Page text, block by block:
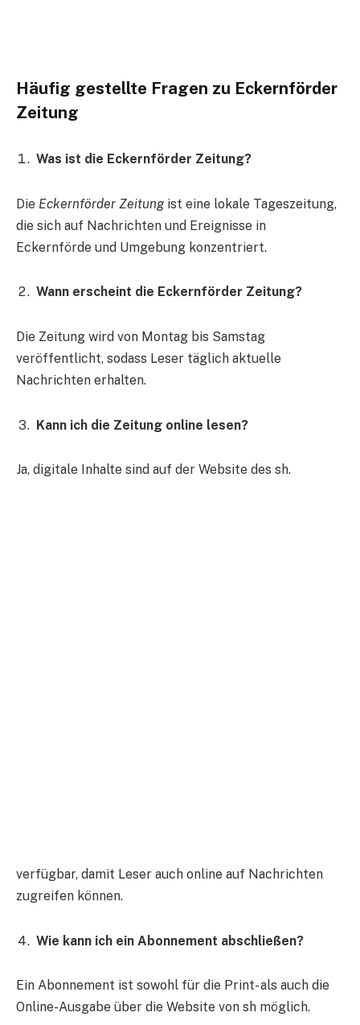
Häufig gestellte Fragen zu Eckernförder
Zeitung
Was ist die Eckernförder Zeitung?
Die Eckernförder Zeitungist eine lokale Tageszeitung,
die sich auf Nachrichten und Ereignisse in
Eckernförde und Umgebung konzentriert.
Wann erscheint die Eckernförder Zeitung?
Die Zeitung wird von Montag bis Samstag
veröffentlicht, sodass Leser täglich aktuelle
Nachrichten erhalten.
Kann ich die Zeitung online lesen?
Ja, digitale Inhalte sind auf der Website des sh.
verfügbar, damit Leser auch online auf Nachrichten
zugreifen können.
Wie kann ich ein Abonnement abschließen?
Ein Abonnement ist sowohl für die Print- als auch die
Online-Ausgabe über die Website von sh möglich.